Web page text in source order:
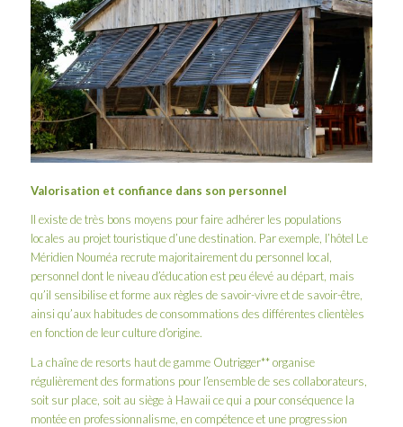
Valorisation et confiance dans son personnel
Il existe de très bons moyens pour faire adhérer les populations
locales au projet touristique d’une destination. Par exemple, l’hôtel Le
Méridien Nouméa recrute majoritairement du personnel local,
personnel dont le niveau d’éducation est peu élevé au départ, mais
qu’il sensibilise et forme aux règles de savoir-vivre et de savoir-être,
ainsi qu’aux habitudes de consommations des différentes clientèles
en fonction de leur culture d’origine.
La chaîne de resorts haut de gamme Outrigger** organise
régulièrement des formations pour l’ensemble de ses collaborateurs,
soit sur place, soit au siège à Hawaii ce qui a pour conséquence la
montée en professionnalisme, en compétence et une progression